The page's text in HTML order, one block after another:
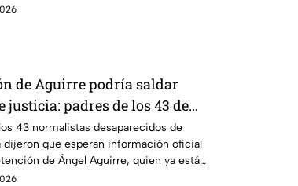
de Aguirre podría saldar
justicia: padres de los 43 de
43 normalistas desaparecidos de
dijeron que esperan información oficial
de Ángel Aguirre, quien ya está
Altiplano.